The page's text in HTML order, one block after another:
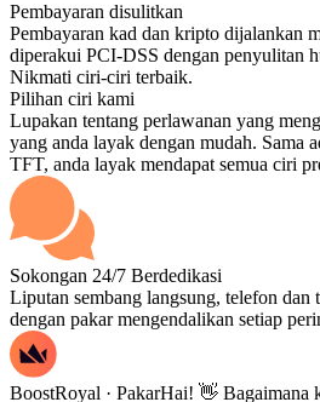
Pembayaran disulitkan
Pembayaran kad dan kripto dijalankan
diperakui PCI-DSS dengan penyulitan
Nikmati ciri-ciri terbaik.
Pilihan ciri kami
Lupakan tentang perlawanan yang
yang anda layak dengan mudah. Sama
TFT, anda layak mendapat semua ciri
Sokongan 24/7 Berdedikasi
Liputan sembang langsung, telefon dan
dengan pakar mengendalikan setiap
BoostRoyal · PakarHai! 👋 Bagaimana